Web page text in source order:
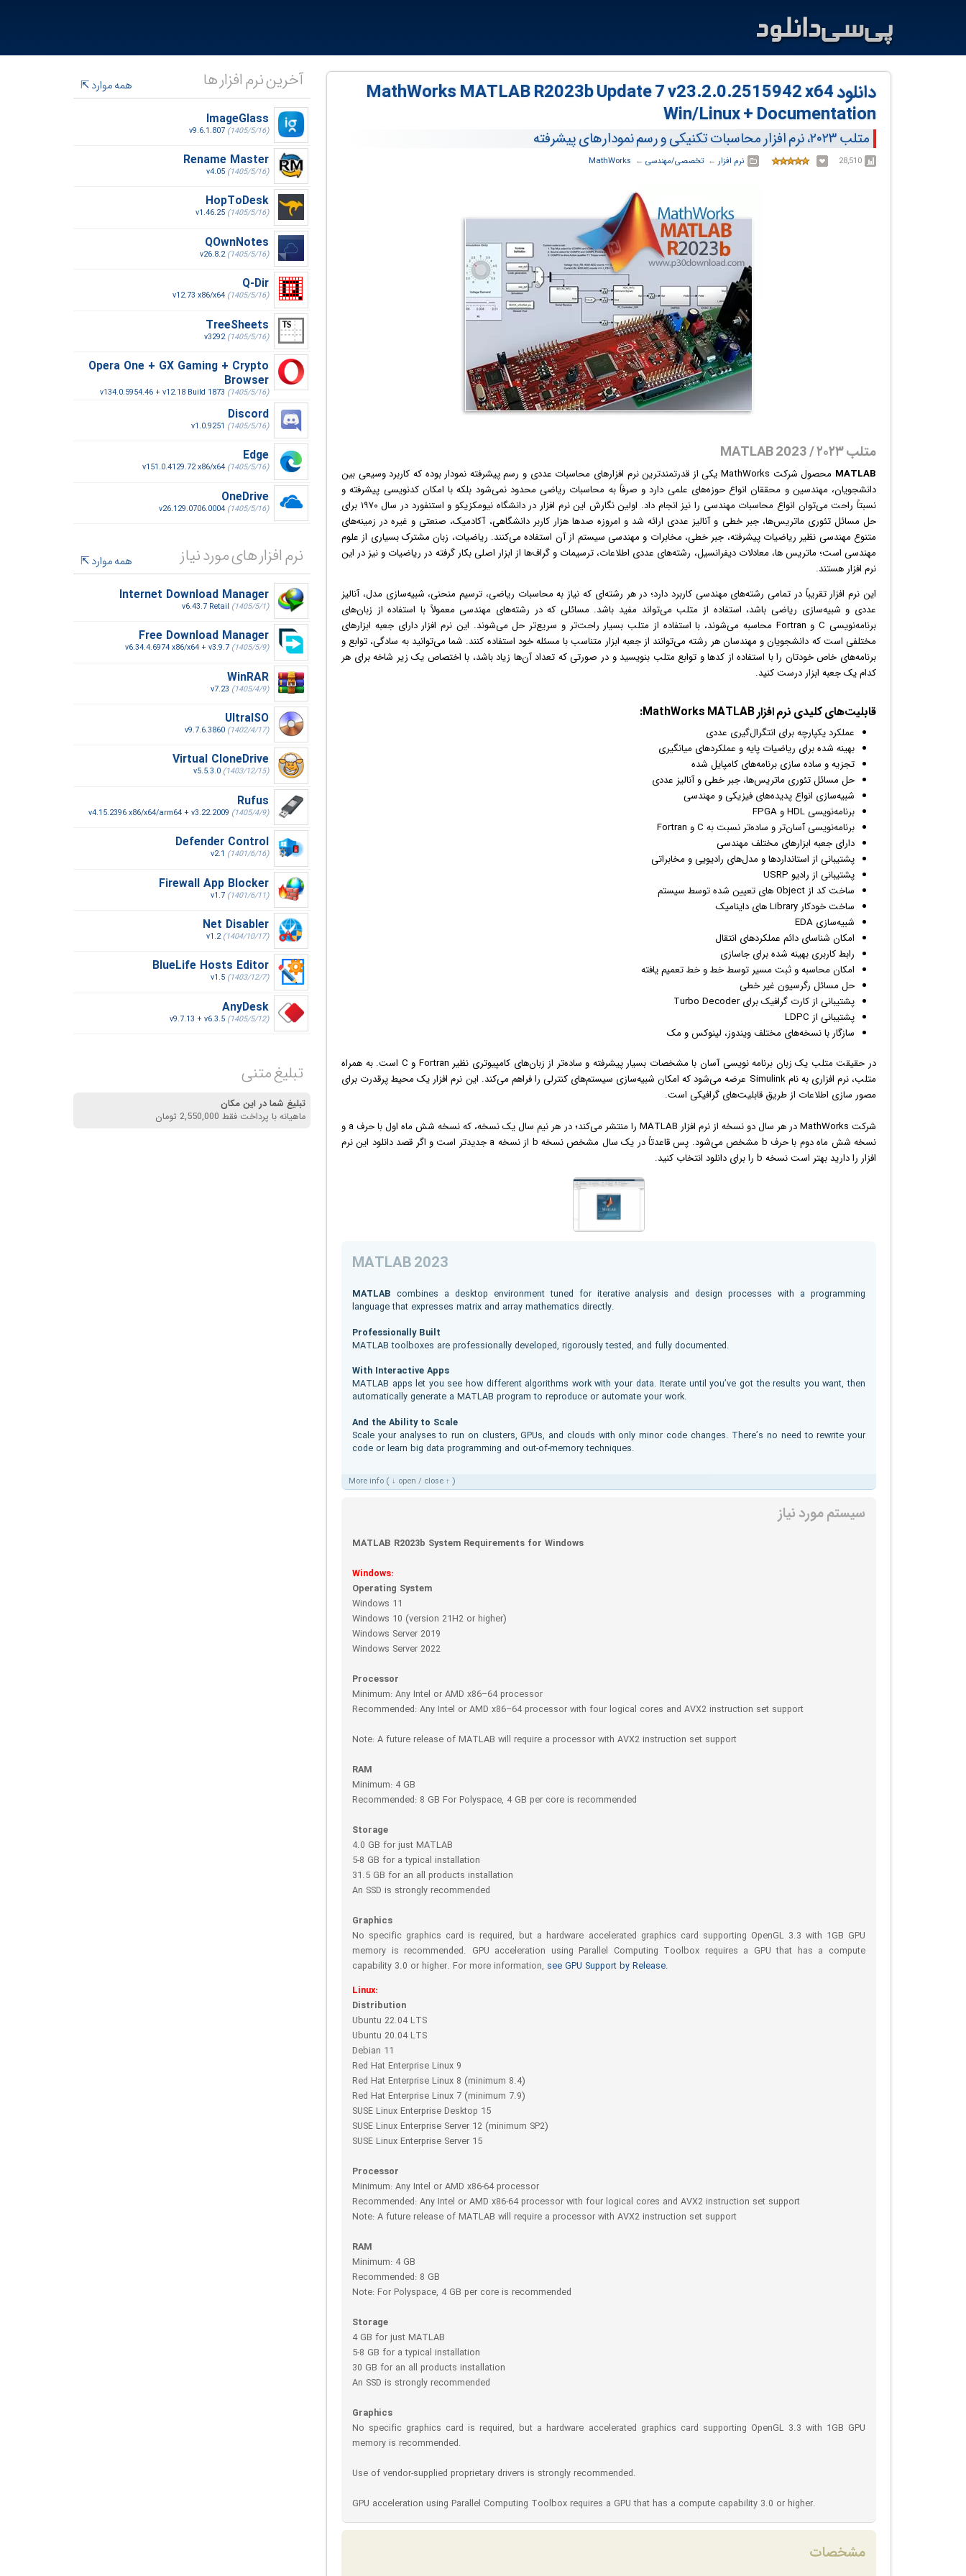
دانلود MathWorks MATLAB R2023b Update 7 v23.2.0.2515942 x64
Win/Linux + Documentation
متلب ۲۰۲۳، نرم افزار محاسبات تکنیکی و رسم نمودارهای پیشرفته
28,510 نرم افزار ← ‏تخصصی/مهندسی ← ‏
MathWorks
متلب ۲۰۲۳ / MATLAB 2023
MATLAB محصول شرکت MathWorks یکی از قدرتمندترین نرم افزارهای محاسبات عددی و رسم پیشرفته نمودار بوده که کاربرد وسیعی بین
دانشجویان، مهندسین و محققان انواع حوزه‌های علمی دارد و صرفاً به محاسبات ریاضی محدود نمی‌شود بلکه با امکان کدنویسی پیشرفته و
نسبتاً راحت می‌توان انواع محاسبات مهندسی را نیز انجام داد. اولین نگارش این نرم افزار در دانشگاه نیومکزیکو و استنفورد در سال ١٩٧٠ برای
حل مسائل تئوری ماتریس‌ها، جبر خطی و آنالیز عددی ارائه شد و امروزه صدها هزار کاربر دانشگاهی، آکادمیک، صنعتی و غیره در زمینه‌های
متنوع مهندسی نظیر ریاضیات پیشرفته، جبر خطی، مخابرات و مهندسی سیستم از آن استفاده می‌کنند. ریاضیات، زبان مشترک بسیاری از علوم
مهندسی است؛ ماتریس ها، معادلات دیفرانسیل، رشته‌های عددی اطلاعات، ترسیمات و گراف‌ها از ابزار اصلی بکار گرفته در ریاضیات و نیز در این
نرم افزار هستند.
این نرم افزار تقریباً در تمامی رشته‌های مهندسی کاربرد دارد؛ در هر رشته‌ای كه نیاز به محاسبات ریاضی، ترسیم منحنی، شبیه‌سازی مدل، آنالیز
عددی و شبیه‌سازی ریاضی باشد، استفاده از متلب می‌تواند مفید باشد. مسائلی كه در رشته‌های مهندسی معمولاً با استفاده از زبان‌های
برنامه‌نویسی C و Fortran محاسبه می‌شوند، با استفاده از متلب بسیار راحت‌تر و سریع‌تر حل می‌شوند. این نرم افزار دارای جعبه‌ ابزارهای
مختلفی است كه دانشجویان و مهندسان هر رشته می‌توانند از جعبه ابزار متناسب با مسئله خود استفاده كنند. شما می‌توانید به سادگی، توابع و
برنامه‌های خاص خودتان را با استفاده از کدها و توابع متلب بنویسید و در صورتی که تعداد آن‌ها زیاد باشد، با اختصاص یک زیر شاخه برای هر
کدام یک جعبه ابزار درست کنید.
قابلیت‌‌های کلیدی نرم افزار MathWorks MATLAB:
عملکرد یکپارچه برای انتگرال‌گیری عددی
بهینه شده برای ریاضیات پایه و عملکردهای میانگیری
تجزیه و ساده سازی برنامه‌های کامپایل شده
حل مسائل تئوری ماتریس‌ها، جبر خطی و آنالیز عددی
شبیه‌سازی انواع پدیده‌های فیزیکی و مهندسی
برنامه‌نویسی HDL و FPGA
برنامه‌نویسی آسان‌تر و ساده‌تر نسبت به C و Fortran
دارای جعبه ابزارهای مختلف مهندسی
پشتیبانی از استانداردها و مدل‌های رادیویی و مخابراتی
پشتیبانی از رادیو USRP
ساخت کد از Object های تعیین شده توسط سیستم
ساخت خودکار Library های داینامیک
شبیه‌سازی EDA
امکان شناسای دائم عملکردهای انتقال
رابط کاربری بهینه شده برای جاسازی
امکان محاسبه و ثبت مسیر توسط خط و خط تعمیم یافته
حل مسائل رگرسیون غیر خطی
پشتیبانی از کارت گرافیکبرای Turbo Decoder
پشتیبانی از LDPC
سازگار با نسخه‌های مختلفویندوز، لینوکس و مک
در حقیقت متلب یک زبان برنامه نویسی آسان با مشخصات بسیار پیشرفته و ساده‌تر از زبان‌های کامپیوتری نظیر Fortran و C است. به همراه
متلب، نرم افزاری به نام Simulink عرضه می‌شود كه امكان شبیه‌سازی سیستم‌های كنترلی را فراهم می‌كند. این نرم افزار یک محیط پرقدرت برای
مصور سازی اطلاعات از طریق قابلیت‌های گرافیکی است.
شرکت MathWorks در هر سال دو نسخه از نرم افزار MATLAB را منتشر می‌کند؛ در هر نیم سال یک نسخه، که نسخه شش ماه اول با حرف a و
نسخه شش ماه دوم با حرف b مشخص می‌شود. پس قاعدتاً در یک سال مشخص نسخه b از نسخه a جدیدتر است و اگر قصد دانلود این نرم
افزار را دارید بهتر است نسخه b را برای دانلود انتخاب کنید.
MATLAB 2023
MATLAB combines a desktop environment tuned for iterative analysis and design processes with a programming
language that expresses matrix and array mathematics directly.
Professionally Built
MATLAB toolboxes are professionally developed, rigorously tested, and fully documented.
With Interactive Apps
MATLAB apps let you see how different algorithms work with your data. Iterate until you’ve got the results you want, then
automatically generate a MATLAB program to reproduce or automate your work.
And the Ability to Scale
Scale your analyses to run on clusters, GPUs, and clouds with only minor code changes. There’s no need to rewrite your
code or learn big data programming and out-of-memory techniques.
More info ( ↓ open / close ↑ )
سیستم مورد نیاز
MATLAB R2023b System Requirements for Windows
Windows:
Operating System
Windows 11
Windows 10 (version 21H2 or higher)
Windows Server 2019
Windows Server 2022
Processor
Minimum: Any Intel or AMD x86–64 processor
Recommended: Any Intel or AMD x86–64 processor with four logical cores and AVX2 instruction set support
Note: A future release of MATLAB will require a processor with AVX2 instruction set support
RAM
Minimum: 4 GB
Recommended: 8 GB For Polyspace, 4 GB per core is recommended
Storage
4.0 GB for just MATLAB
5-8 GB for a typical installation
31.5 GB for an all products installation
An SSD is strongly recommended
Graphics
No specific graphics card is required, but a hardware accelerated graphics card supporting OpenGL 3.3 with 1GB GPU
memory is recommended. GPU acceleration using Parallel Computing Toolbox requires a GPU that has a compute
capability 3.0 or higher. For more information, see GPU Support by Release.
Linux:
Distribution
Ubuntu 22.04 LTS
Ubuntu 20.04 LTS
Debian 11
Red Hat Enterprise Linux 9
Red Hat Enterprise Linux 8 (minimum 8.4)
Red Hat Enterprise Linux 7 (minimum 7.9)
SUSE Linux Enterprise Desktop 15
SUSE Linux Enterprise Server 12 (minimum SP2)
SUSE Linux Enterprise Server 15
Processor
Minimum: Any Intel or AMD x86-64 processor
Recommended: Any Intel or AMD x86-64 processor with four logical cores and AVX2 instruction set support
Note: A future release of MATLAB will require a processor with AVX2 instruction set support
RAM
Minimum: 4 GB
Recommended: 8 GB
Note: For Polyspace, 4 GB per core is recommended
Storage
4 GB for just MATLAB
5-8 GB for a typical installation
30 GB for an all products installation
An SSD is strongly recommended
Graphics
No specific graphics card is required, but a hardware accelerated graphics card supporting OpenGL 3.3 with 1GB GPU
memory is recommended.
Use of vendor-supplied proprietary drivers is strongly recommended.
GPU acceleration using Parallel Computing Toolbox requires a GPU that has a compute capability 3.0 or higher.
مشخصات
آخرین نرم افزار ها
همه موارد
ImageGlass
v9.6.1.807 (1405/5/16)
Rename Master
v4.05 (1405/5/16)
HopToDesk
v1.46.25 (1405/5/16)
QOwnNotes
v26.8.2(1405/5/16)
Q-Dir
v12.73 x86/x64 (1405/5/16)
TreeSheets
v3292(1405/5/16)
Opera One + GX Gaming + Crypto
Browser
v134.0.5954.46 + v12.18 Build 1873 (1405/5/16)
Discord
v1.0.9251 (1405/5/16)
Edge
v151.0.4129.72 x86/x64 (1405/5/16)
OneDrive
v26.129.0706.0004 (1405/5/16)
نرم افزار های مورد نیاز
همه موارد
Internet Download Manager
v6.43.7 Retail (1405/5/1)
Free Download Manager
v6.34.4.6974 x86/x64 + v3.9.7 (1405/5/9)
WinRAR
v7.23 (1405/4/9)
UltraISO
v9.7.6.3860 (1402/4/17)
Virtual CloneDrive
v5.5.3.0 (1403/12/15)
Rufus
v4.15.2396 x86/x64/arm64 + v3.22.2009 (1405/4/9)
Defender Control
v2.1 (1401/6/16)
Firewall App Blocker
v1.7 (1401/6/11)
Net Disabler
v1.2(1404/10/17)
BlueLife Hosts Editor
v1.5 (1403/12/7)
AnyDesk
v9.7.13 + v6.3.5 (1405/5/12)
تبلیغ متنی
تبلیغ شما در این مکان
ماهیانه با پرداخت فقط 2,550,000 تومان